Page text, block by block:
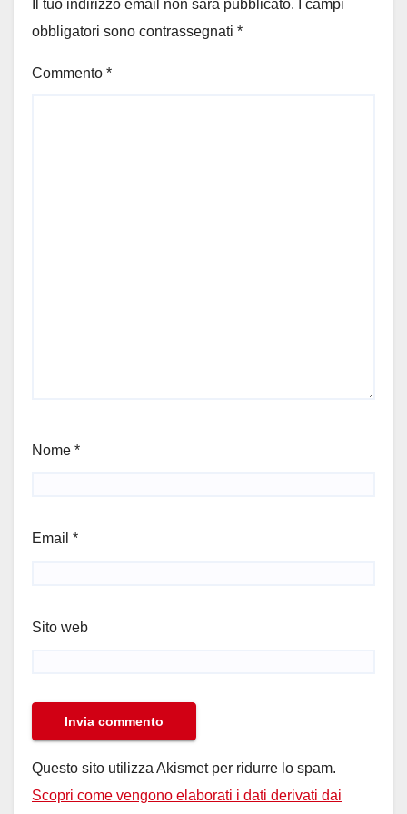
Il tuo indirizzo email non sarà pubblicato.
I campi
obbligatori sono contrassegnati *
Commento *
Nome *
Email *
Sito web
Questo sito utilizza Akismet per ridurre lo spam.
Scopri come vengono elaborati i dati derivati dai